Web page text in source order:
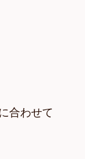
合わせて